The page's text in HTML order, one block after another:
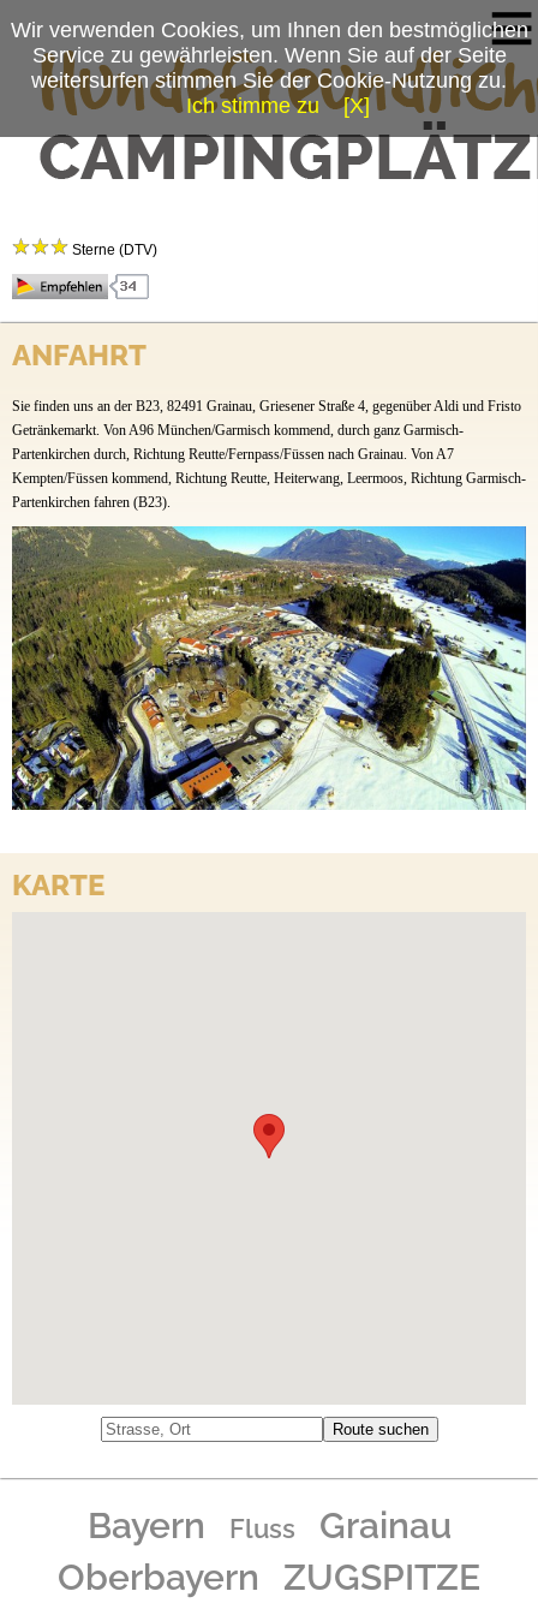
Campingplatzmenü
Stellplätze
Preise & Prospekte
Anfahrt
News
Sterne (DTV)
Camping Erlebnis Zugspitze
Griesener Straße 2
Tel.:+49 (0)8821 943 91 11
Fax.: +49 (0)8821 943 91 16
Ansprechpartner: Herr Werner Wilhelm
ANFAHRT
Sie finden uns an der B23, 82491 Grainau, Griesener Straße 4, gegenüber Aldi und Fristo
Getränkemarkt. Von A96 München/Garmisch kommend, durch ganz Garmisch-
Partenkirchen durch, Richtung Reutte/Fernpass/Füssen nach Grainau. Von A7
Kempten/Füssen kommend, Richtung Reutte, Heiterwang, Leermoos, Richtung Garmisch-
Partenkirchen fahren (B23).
KARTE
Bayern Fluss
Grainau
Oberbayern
ZUGSPITZE
Wir verwenden Cookies, um Ihnen den bestmöglichen
Service zu gewährleisten. Wenn Sie auf der Seite
weitersurfen stimmen Sie der Cookie-Nutzung zu.
Ich stimme zu
[X]